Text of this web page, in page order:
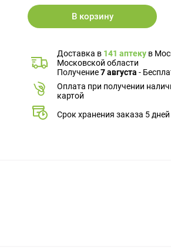
В корзину
Доставка в 141 аптеку в
Московской области
Получение7 августа -
Оплата при получении
картой
Срок хранения заказа 5 дней